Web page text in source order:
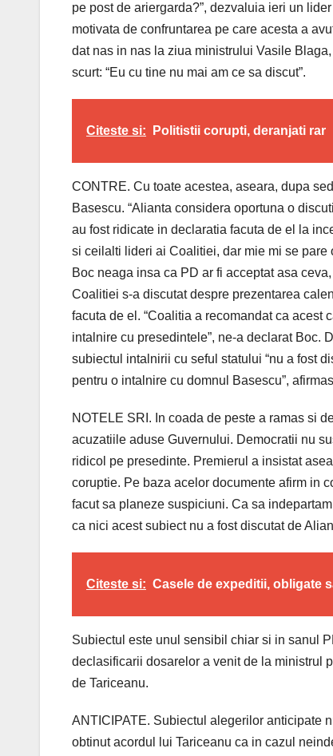
pe post de ariergarda?”, dezvaluia ieri un
motivata de confruntarea pe care acesta a
dat nas in nas la ziua ministrului Vasile
scurt: “Eu cu tine nu mai am ce sa discut”.
Citeste si: Politistii corupti, deranjati rar
CONTRE. Cu toate acestea, aseara, dupa
Basescu. “Alianta considera oportuna o
au fost ridicate in declaratia facuta de el la
si ceilalti lideri ai Coalitiei, dar mie mi se pare
Boc neaga insa ca PD ar fi acceptat asa
Coalitiei s-a discutat despre prezentarea
facuta de el. “Coalitia a recomandat ca
intalnire cu presedintele”, ne-a declarat Boc.
subiectul intalnirii cu seful statului “nu a fost
pentru o intalnire cu domnul Basescu”,
NOTELE SRI. In coada de peste a ramas si
acuzatiile aduse Guvernului. Democratii nu
ridicol pe presedinte. Premierul a insistat
coruptie. Pe baza acelor documente afirm in
facut sa planeze suspiciuni. Ca sa
ca nici acest subiect nu a fost discutat de
Citeste si: Casele de expeditii, obligate
Subiectul este unul sensibil chiar si in sanul
declasificarii dosarelor a venit de la ministrul
de Tariceanu.
ANTICIPATE. Subiectul alegerilor anticipate
obtinut acordul lui Tariceanu ca in cazul